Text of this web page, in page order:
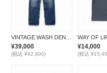
¥39,000
(税込 ¥42,900)
¥14,000
(税込